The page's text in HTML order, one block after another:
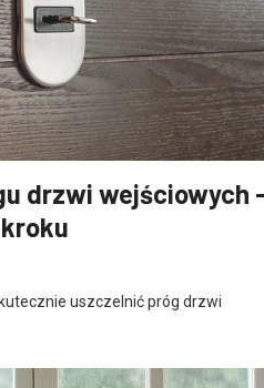
drzwi wejściowych
uszczelnić próg drzwi